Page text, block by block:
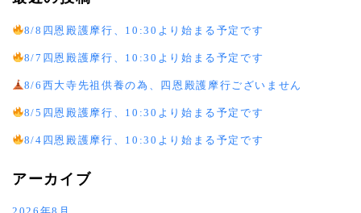
8/8四恩殿護摩行、10:30より始まる予定です
8/7四恩殿護摩行、10:30より始まる予定です
8/6西大寺先祖供養の為、四恩殿護摩行ございません
8/5四恩殿護摩行、10:30より始まる予定です
8/4四恩殿護摩行、10:30より始まる予定です
アーカイブ